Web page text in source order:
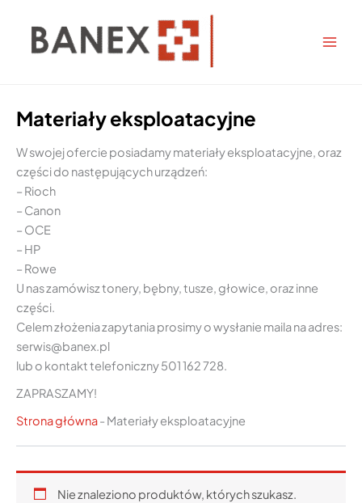
Materiały eksploatacyjne
W swojej ofercie posiadamy materiały eksploatacyjne, oraz
części do następujących urządzeń:
– Rioch
– Canon
– OCE
– HP
– Rowe
U nas zamówisz tonery, bębny, tusze, głowice, oraz inne
części.
Celem złożenia zapytania prosimy o wysłanie maila na adres:
serwis@banex.pl
lub o kontakt telefoniczny 501 162 728.
ZAPRASZAMY!
Strona główna- Materiały eksploatacyjne
Nie znaleziono produktów, których szukasz.